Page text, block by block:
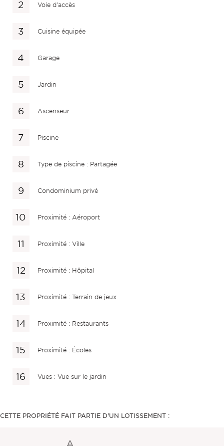
Voie d'accès
Cuisine équipée
Garage
Jardin
Ascenseur
Piscine
Type de piscine : Partagée
Condominium privé
Proximité : Aéroport
Proximité : Ville
Proximité : Hôpital
Proximité : Terrain de jeux
Proximité : Restaurants
Proximité : Écoles
Vues : Vue sur le jardin
CETTE PROPRIÉTÉ FAIT PARTIE D'UN LOTISSEMENT :